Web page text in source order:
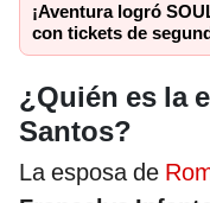
¡Aventura logró
con tickets de
¿Quién es la
Santos?
La esposa de